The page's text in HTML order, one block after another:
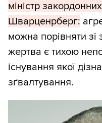
міністр
Шварценрберг:
можна порівняти
жертва є тихою
існування якої
зґвалтування.